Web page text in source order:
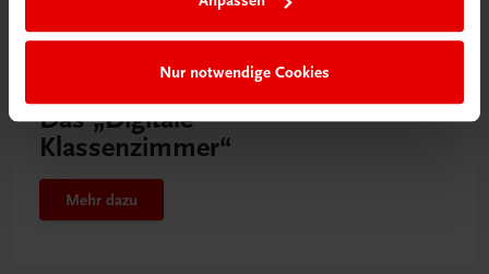
Nur notwendige Cookies
Neu in der DigiBox
Das „Digitale
Klassenzimmer“
Mehr dazu